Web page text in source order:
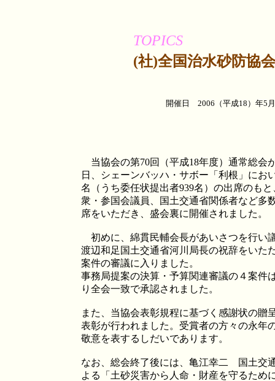
TOPICS
(社)全国治水砂防協
開催日 2006（平成18）年5
当協会の第70回（平成18年度）通常総会
日、シェーンバッハ・サボー「利根」にお
名（うち委任状提出者939名）の出席のも
衆・参国会議員、国土交通省関係者など多
席をいただき、盛会裏に開催されました。
初めに、綿貫民輔会長があいさつを行い
渡辺和足国土交通省河川局長の祝辞をいた
案件の審議に入りました。
事務局提案の決算・予算関連審議の４案件
り全会一致で承認されました。
また、当協会表彰規程に基づく感謝状の贈
表彰が行われました。受賞者の方々の永年
敬意を表するしだいであります。
なお、総会終了後には、亀江幸二 国土交
よる「土砂災害から人命・財産を守るため